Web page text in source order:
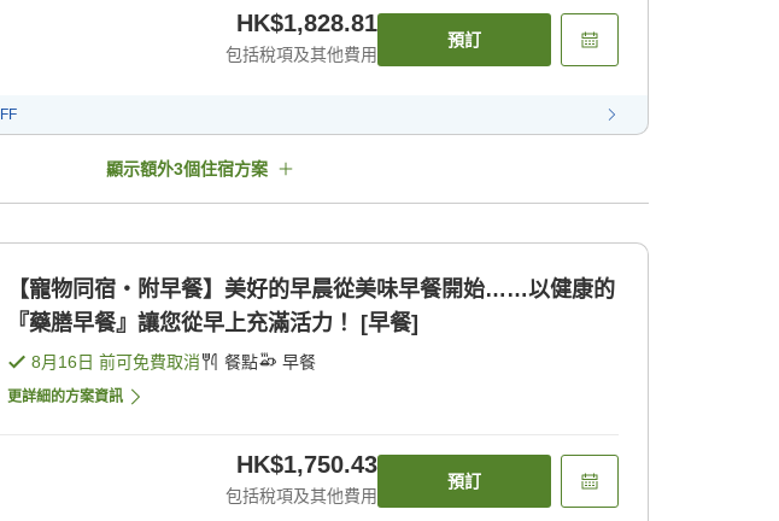
HK$1,828.81
包括稅項及其他費用
預訂
顯示額外3個住宿方案
【寵物同宿・附早餐】美好的早晨從美味早餐開始……以健康的
『藥膳早餐』讓您從早上充滿活力！ [早餐]
8月16日 前可免費取消 餐點 早餐
更詳細的方案資訊
HK$1,750.43
包括稅項及其他費用
預訂